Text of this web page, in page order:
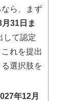
ら、まず
31日ま
して認定
れを提出
選択肢を
年12月